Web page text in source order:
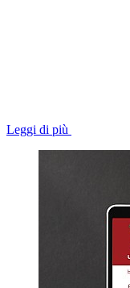
Leggi di più